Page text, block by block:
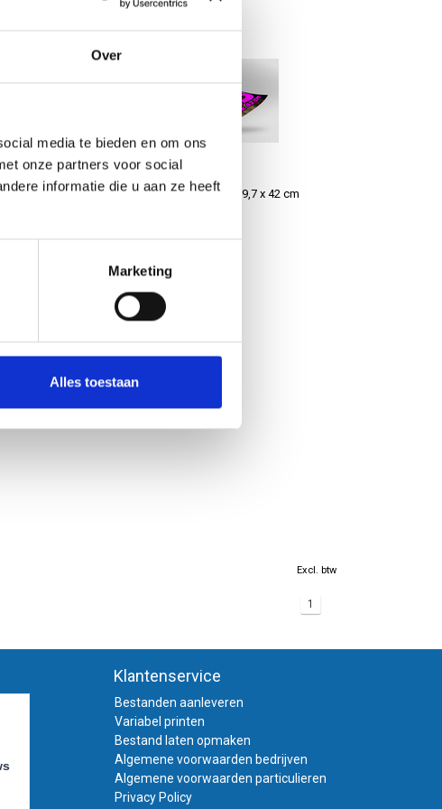
Over
media te bieden en om ons
onze partners voor social
informatie die u aan ze heeft
Marketing
Alles toestaan
59,4 cm Fine Art poster A3 - 29,7 x 42 cm
Excl. btw
1
Klantenservice
Bestanden aanleveren
Variabel printen
Bestand laten opmaken
Algemene voorwaarden bedrijven
Algemene voorwaarden particulieren
Privacy Policy